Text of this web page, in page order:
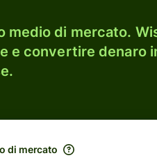
medio di mercato.
e convertire denaro
di mercato